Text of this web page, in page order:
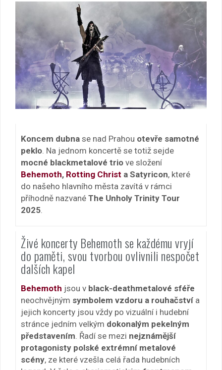
Koncem dubna se nad Prahou otevře samotné
peklo . Na jednom koncertě se totiž sejde
mocné blackmetalové trio ve složení
Behemoth, Rotting Christ a Satyricon, které
do našeho hlavního města zavítá v rámci
příhodně nazvané The Unholy Trinity Tour
2025
Živé koncerty Behemoth se každému vryjí
do paměti, svou tvorbou ovlivnili nespočet
dalších kapel
Behemoth jsou v black-deathmetalové sféře
neochvějným symbolem vzdoru a rouhačství a
jejich koncerty jsou vždy po vizuální i hudební
stránce jedním velkým dokonalým pekelným
představením . Řadí se mezi nejznámější
protagonisty polské extrémní metalové
scény, ze které vzešla celá řada hudebních